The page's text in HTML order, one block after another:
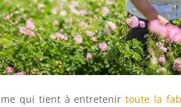
qui tient à entretenirtoute la